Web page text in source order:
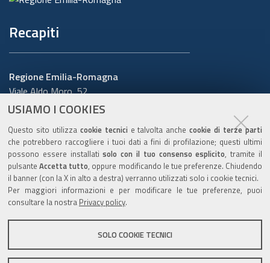
USIAMO I COOKIES
Questo sito utilizza cookie tecnici e talvolta anchecookie di terze parti
che potrebbero raccogliere i tuoi dati a fini di profilazione; questi ultimi
possono essere installatisolo con il tuo consenso esplicito, tramite il
pulsanteAccetta tutto, oppure modificando le tue preferenze. Chiudendo
il banner (con la X in alto a destra) verranno utilizzati solo i cookie tecnici.
Per maggiori informazioni e per modificare le tue preferenze, puoi
consultare la nostra Privacy policy.
SOLO COOKIE TECNICI
Recapiti
Regione Emilia-Romagna
Viale Aldo Moro, 52
40127 Bologna
Cerca telefoni o indirizzi
URP
www.regione.emilia-romagna.it/urp